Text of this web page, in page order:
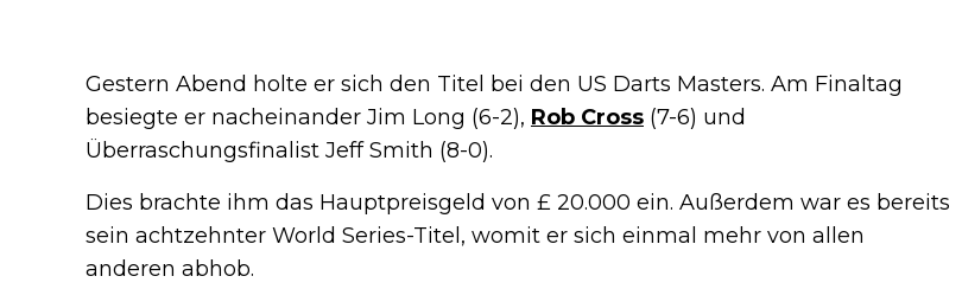
Gestern Abend holte er sich den Titel bei den US Darts Masters. Am Finaltag
besiegte er nacheinander Jim Long (6-2), Rob Cross (7-6) und
Überraschungsfinalist Jeff Smith (8-0).
Dies brachte ihm das Hauptpreisgeld von £ 20.000 ein. Außerdem war es bereits
sein achtzehnter World Series-Titel, womit er sich einmal mehr von allen
anderen abhob.